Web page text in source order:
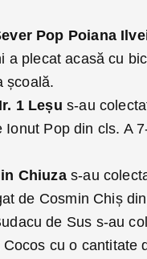
Pop Poiana
a plecat acasă cu
școală.
1 Leșu s-au
Pop din cls. A
Chiuzas-au
de Cosmin Chiș
de Sus s-au
cu o cantitate